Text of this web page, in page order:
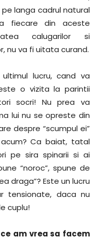
langa cadrul natural
fiecare din aceste
calugarilor si
nu va fi uitata curand.
lucru, cand va
o vizita la parintii
socri! Nu prea va
lui nu se opreste din
despre “scumpul ei”
Ca baiat, tatal
pe sira spinarii si ai
“noroc”, spune de
draga”? Este un lucru
tensionate, daca nu
cuplu!
am vrea sa facem